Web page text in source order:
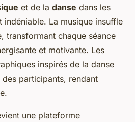
et de la danse dans les
indéniable. La musique insuffle
transformant chaque séance
et motivante. Les
inspirés de la danse
participants, rendant
une plateforme